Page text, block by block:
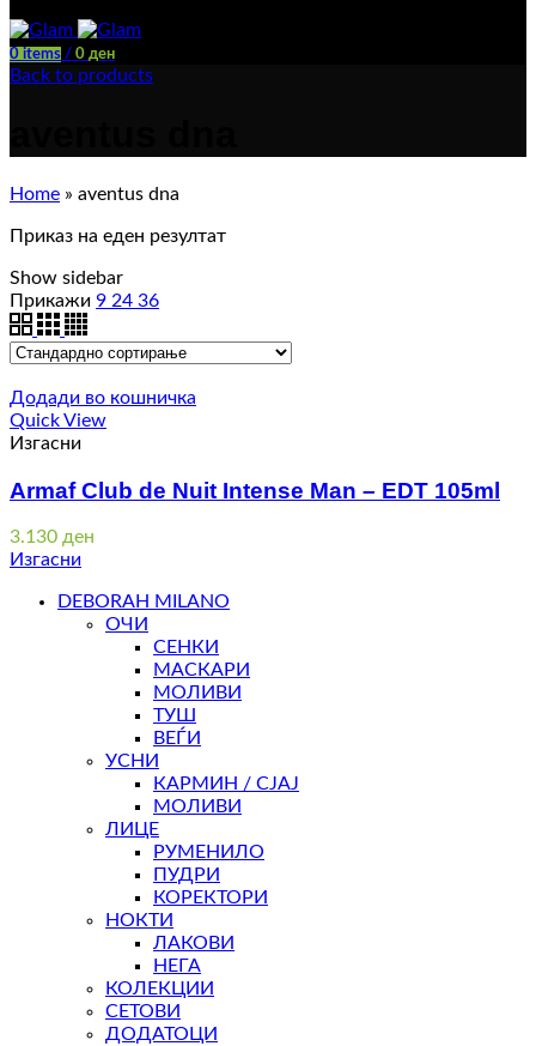
0 items / 0 ден
Back to products
Home » aventus dna
Приказ на еден резултат
Show sidebar
Прикажи 9 24 36
Додади во кошничка
Quick View
Изгасни
Armaf Club de Nuit Intense Man – EDT 105ml
3.130 ден
Изгасни
DEBORAH MILANO
ОЧИ
СЕНКИ
МАСКАРИ
МОЛИВИ
ТУШ
ВЕЃИ
УСНИ
КАРМИН / СЈАЈ
МОЛИВИ
ЛИЦЕ
РУМЕНИЛО
ПУДРИ
КОРЕКТОРИ
НОКТИ
ЛАКОВИ
НЕГА
КОЛЕКЦИИ
СЕТОВИ
ДОДАТОЦИ